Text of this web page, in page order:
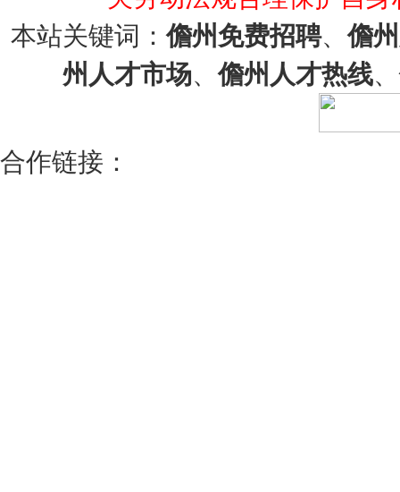
本站关键词：儋州免费招聘、儋
州人才市场、儋州人才热线、
合作链接：